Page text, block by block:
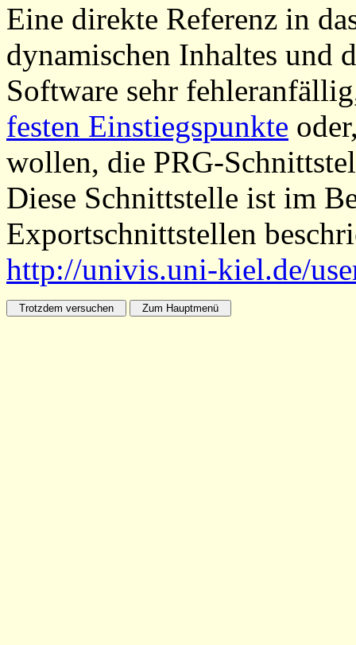
Eine direkte Referenz in
dynamischen Inhaltes und
Software sehr
festen Einstiegspunkte
wollen, die PRG-
Diese Schnittstelle ist im
Exportschnittstellen
http://univis.uni-kiel.de/